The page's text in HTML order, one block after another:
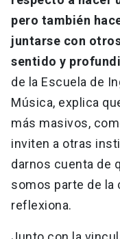
pero también
juntarse con
sentido y
de la Escuela de
Música, explica
más masivos,
inviten a otras
darnos cuenta de
somos parte de la
reflexiona.